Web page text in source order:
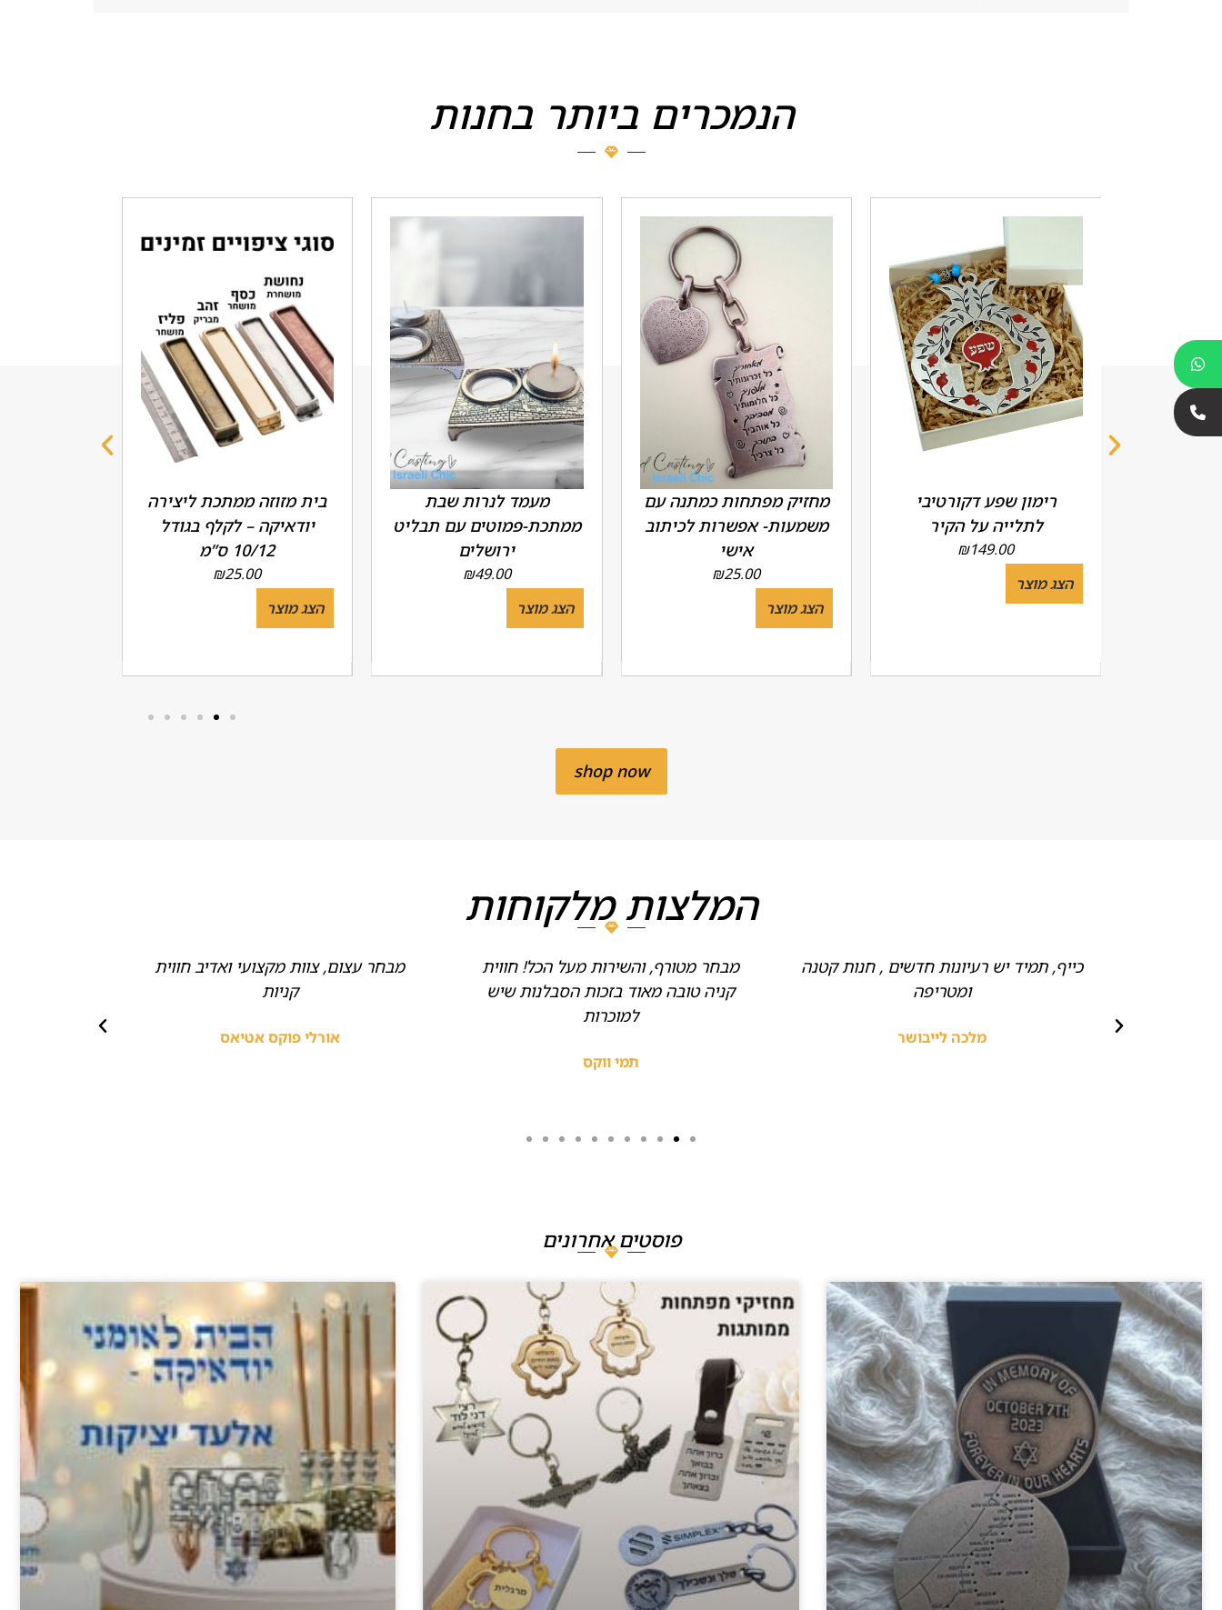
הנמכרים ביותר בחנות
רימון שפע דקורטיבי
לתלייה על הקיר
₪149.00
הצג מוצר
מחזיק מפתחות כמתנה עם
משמעות- אפשרות לכיתוב
אישי
₪25.00
הצג מוצר
מעמד לנרות שבת
ממתכת-פמוטים עם תבליט
ירושלים
₪49.00
הצג מוצר
בית מזוזה ממתכת ליצירה
יודאיקה – לקלף בגודל
10/12 ס”מ
₪25.00
הצג מוצר
shop now
המלצות מלקוחות
כייף, תמיד יש רעיונות חדשים , חנות קטנה
ומטריפה
מלכה לייבושר
מבחר מטורף, והשירות מעל הכל! חווית
קניה טובה מאוד בזכות הסבלנות שיש
למוכרות
תמי ווקס
מבחר עצום, צוות מקצועי ואדיב חווית
קניות
אורלי פוקס אטיאס
פוסטים אחרונים